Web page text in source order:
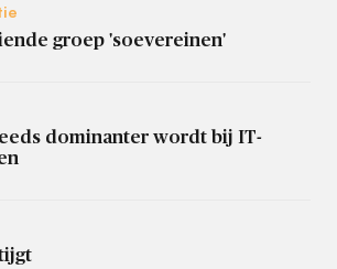
groep 'soevereinen'
dominanter wordt bij IT-